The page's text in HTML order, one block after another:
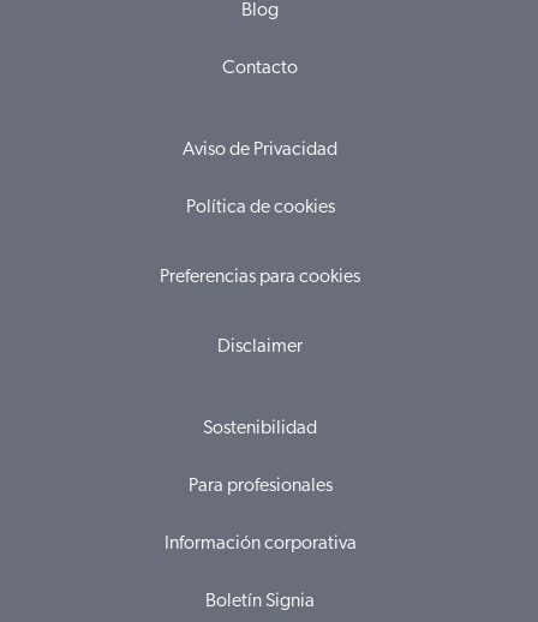
Blog
Contacto
Aviso de Privacidad
Política de cookies
Preferencias para cookies
Disclaimer
Sostenibilidad
Para profesionales
Información corporativa
Boletín Signia